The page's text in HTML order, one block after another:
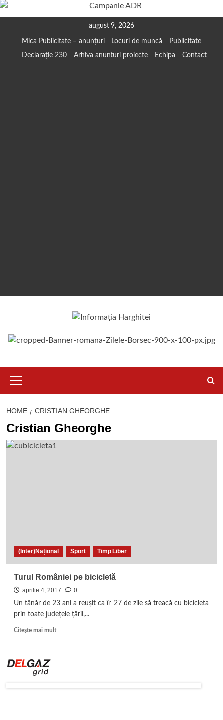
august 9, 2026
Mica Publicitate – anunțuri Locuri de muncă
Publicitate
Declarație 230
Arhiva anunturi proiecte Echipa Contact
Menu
HOME CRISTIAN GHEORGHE
Cristian Gheorghe
(Inter)Național Sport Timp Liber
Turul României pe bicicletă
aprilie 4, 2017
0
Un tânăr de 23 ani a reuşit ca în 27 de zile să treacă cu bicicleta
prin toate judeţele ţării,...
Citește mai multRead